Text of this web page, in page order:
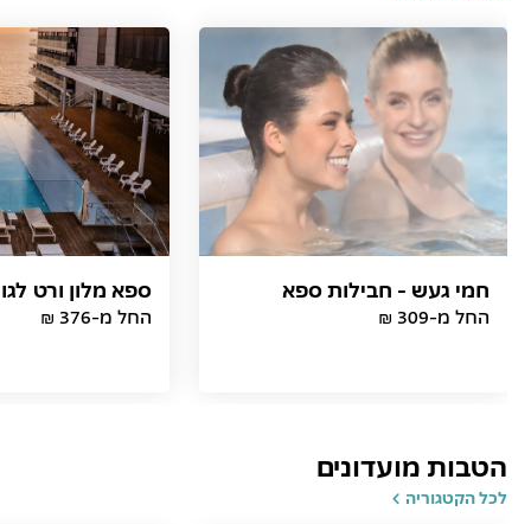
חמי געש - חבילות ספא
החל מ-309 ₪
ספא מלון ורט
החל מ-376 ₪
הטבות מועדונים
לכל הקטגוריה